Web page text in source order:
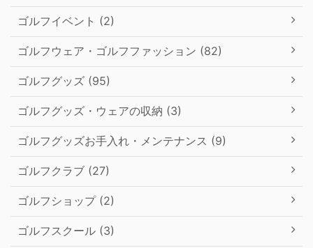
ゴルフイベント (2)
ゴルフウェア・ゴルフファッション (82)
ゴルフグッズ (95)
ゴルフグッズ・ウェアの収納 (3)
ゴルフグッズお手入れ・メンテナンス (9)
ゴルフクラブ (27)
ゴルフショップ (2)
ゴルフスクール (3)